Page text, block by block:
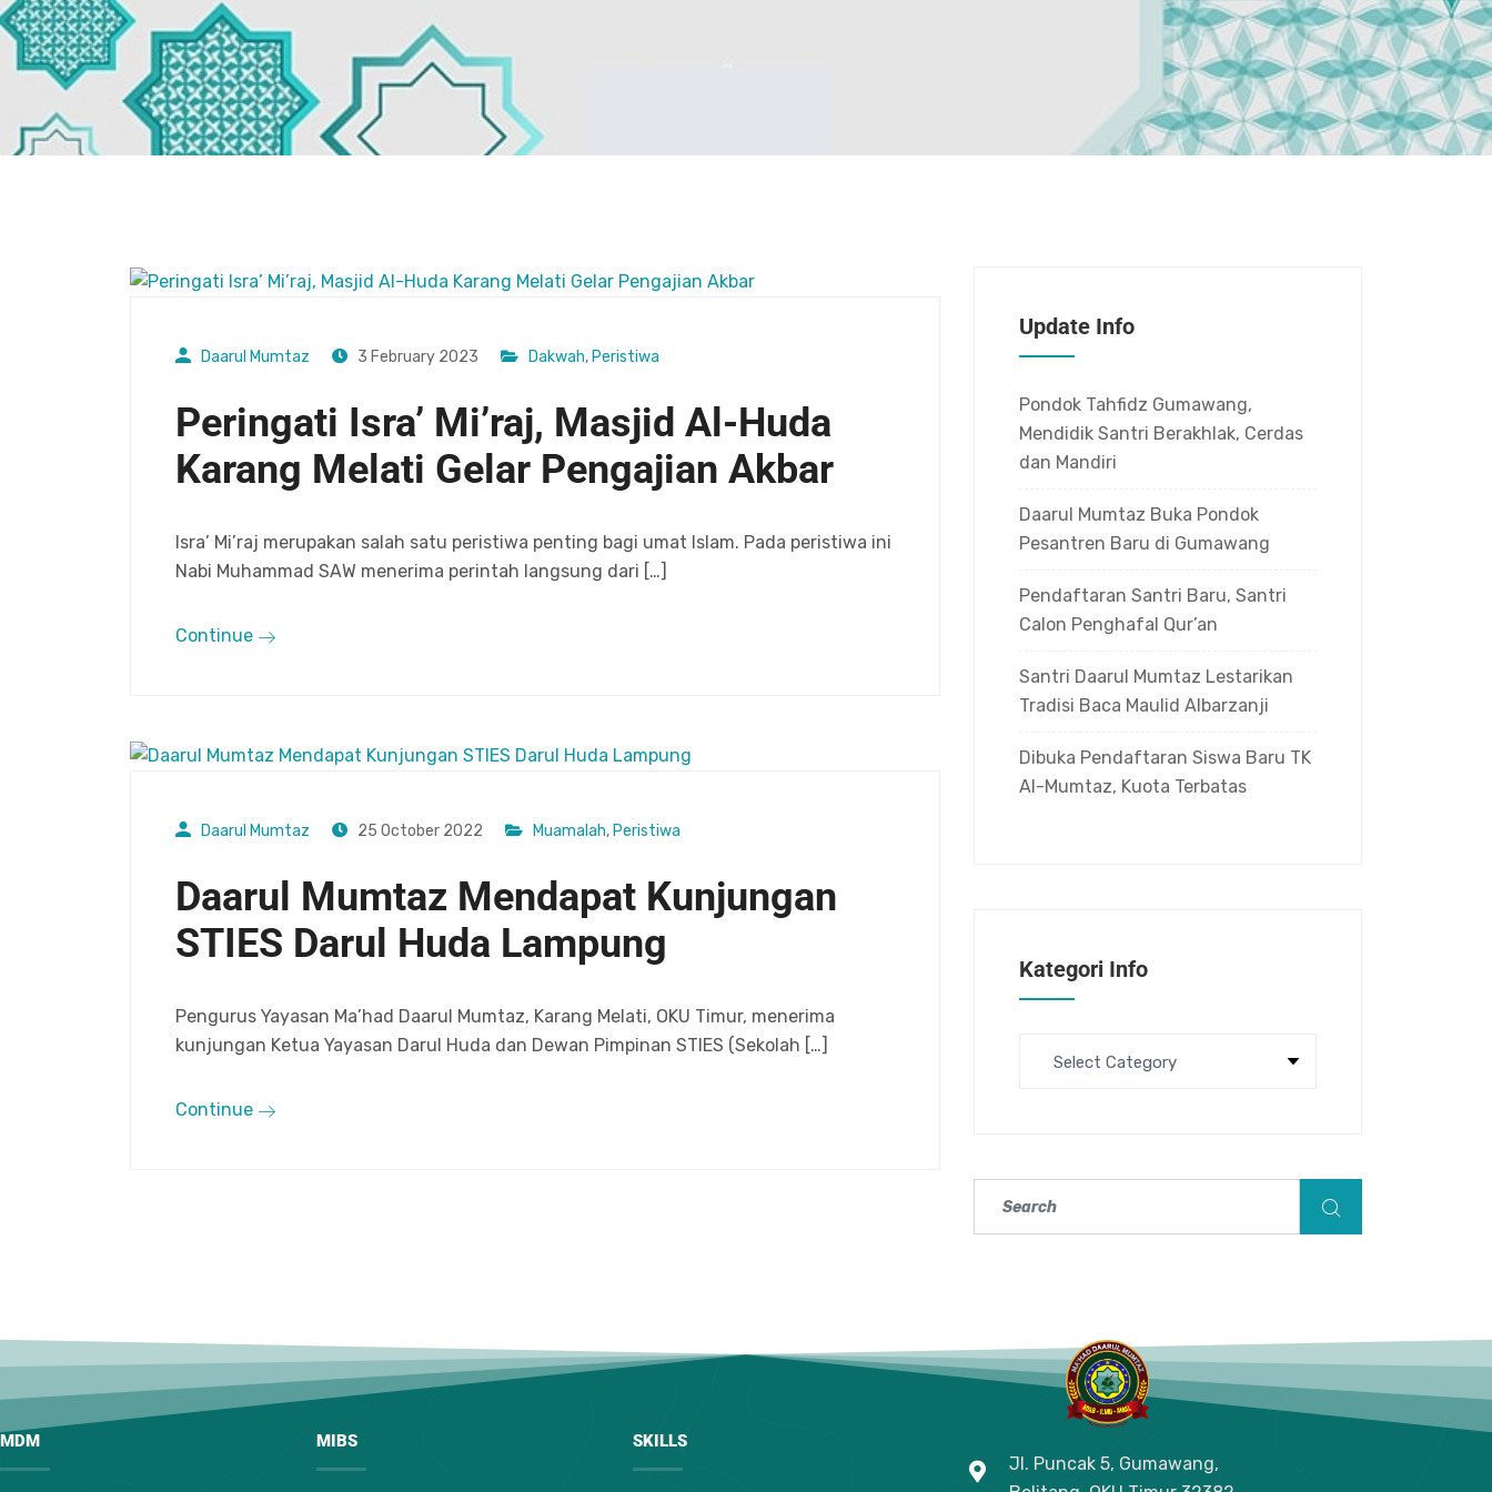
Daarul Mumtaz 3 February 2023 Dakwah, Peristiwa
Peringati Isra’ Mi’raj, Masjid Al-Huda
Karang Melati Gelar Pengajian Akbar
Isra’ Mi’raj merupakan salah satu peristiwa penting bagi umat Islam. Pada peristiwa ini
Nabi Muhammad SAW menerima perintah langsung dari […]
Continue
Daarul Mumtaz 25 October 2022 Muamalah, Peristiwa
Daarul Mumtaz Mendapat Kunjungan
STIES Darul Huda Lampung
Pengurus Yayasan Ma’had Daarul Mumtaz, Karang Melati, OKU Timur, menerima
kunjungan Ketua Yayasan Darul Huda dan Dewan Pimpinan STIES (Sekolah […]
Continue
Update Info
Pondok Tahfidz Gumawang,
Mendidik Santri Berakhlak, Cerdas
dan Mandiri
Daarul Mumtaz Buka Pondok
Pesantren Baru di Gumawang
Pendaftaran Santri Baru, Santri
Calon Penghafal Qur’an
Santri Daarul Mumtaz Lestarikan
Tradisi Baca Maulid Albarzanji
Dibuka Pendaftaran Siswa Baru TK
Al-Mumtaz, Kuota Terbatas
Kategori Info
MDM MIBS SKILLS
Jl. Puncak 5, Gumawang,